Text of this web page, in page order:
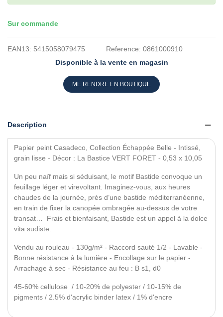
Sur commande
EAN13: 5415058079475 Reference: 0861000910
Disponible à la vente en magasin
ME RENDRE EN BOUTIQUE
Description
Papier peint Casadeco, Collection Échappée Belle - Intissé,
grain lisse - Décor : La Bastice VERT FORET - 0,53 x 10,05
Un peu naïf mais si séduisant, le motif Bastide convoque un
feuillage léger et virevoltant. Imaginez-vous, aux heures
chaudes de la journée, près d’une bastide méditerranéenne,
en train de fixer la canopée ombragée au-dessus de votre
transat… Frais et bienfaisant, Bastide est un appel à la dolce
vita sudiste.
Vendu au rouleau - 130g/m² - Raccord sauté 1/2 - Lavable -
Bonne résistance à la lumière - Encollage sur le papier -
Arrachage à sec - Résistance au feu : B s1, d0
45-60% cellulose / 10-20% de polyester / 10-15% de
pigments / 2.5% d'acrylic binder latex / 1% d'encre